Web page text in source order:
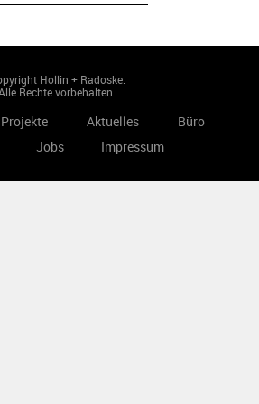
Hollin + Radoske.
Rechte vorbehalten.
Projekte Aktuelles
Büro
Jobs Impressum